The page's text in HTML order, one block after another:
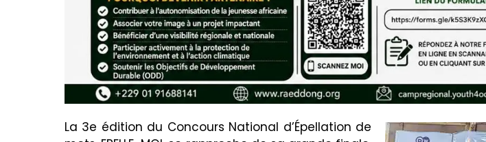
La 3e édition du Concours National d’Épellation de